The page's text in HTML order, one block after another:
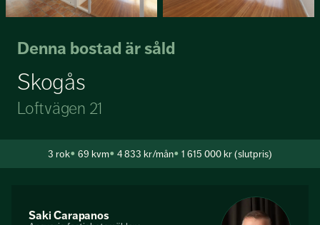
Denna bostad är såld
Loftvägen 21
Skogås
3 rok 69 kvm 4 833 kr/mån 1 615 000 kr (slutpris)
Saki Carapanos